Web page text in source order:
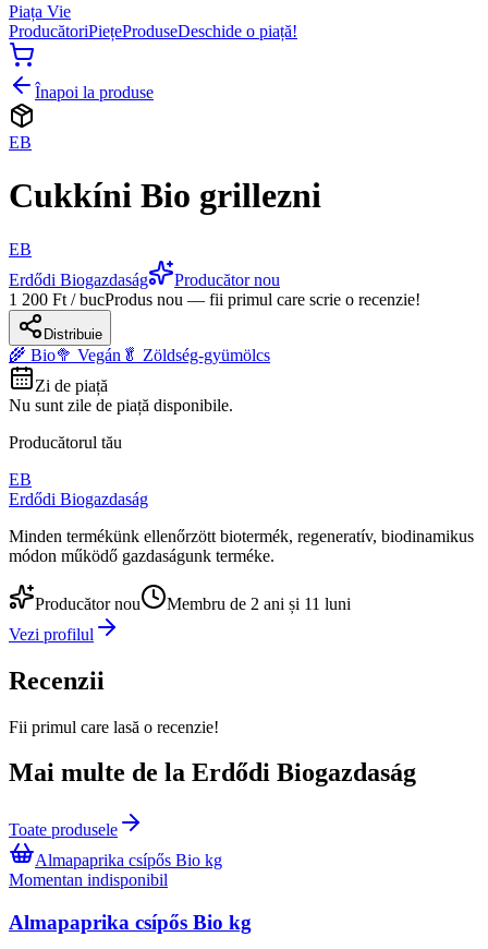
Piața Vie
ProducătoriPiețeProduseDeschide o piață!
Înapoi la produse
EB
Cukkíni Bio grillezni
EB
Erdődi Biogazdaság
Producător nou
1 200 Ft / bucProdus nou — fii primul care scrie o recenzie!
Distribuie
🌾 Bio🥦 Vegán 🥬 Zöldség-gyümölcs
Zi de piață
Nu sunt zile de piață disponibile.
Producătorul tău
EB
Erdődi Biogazdaság
Minden termékünk ellenőrzött biotermék, regeneratív, biodinamikus
módon működő gazdaságunk terméke.
Producător nou
Membru de 2 ani și 11 luni
Vezi profilul
Recenzii
Fii primul care lasă o recenzie!
Mai multe de la Erdődi Biogazdaság
Toate produsele
Almapaprika csípős Bio kg
Momentan indisponibil
Almapaprika csípős Bio kg